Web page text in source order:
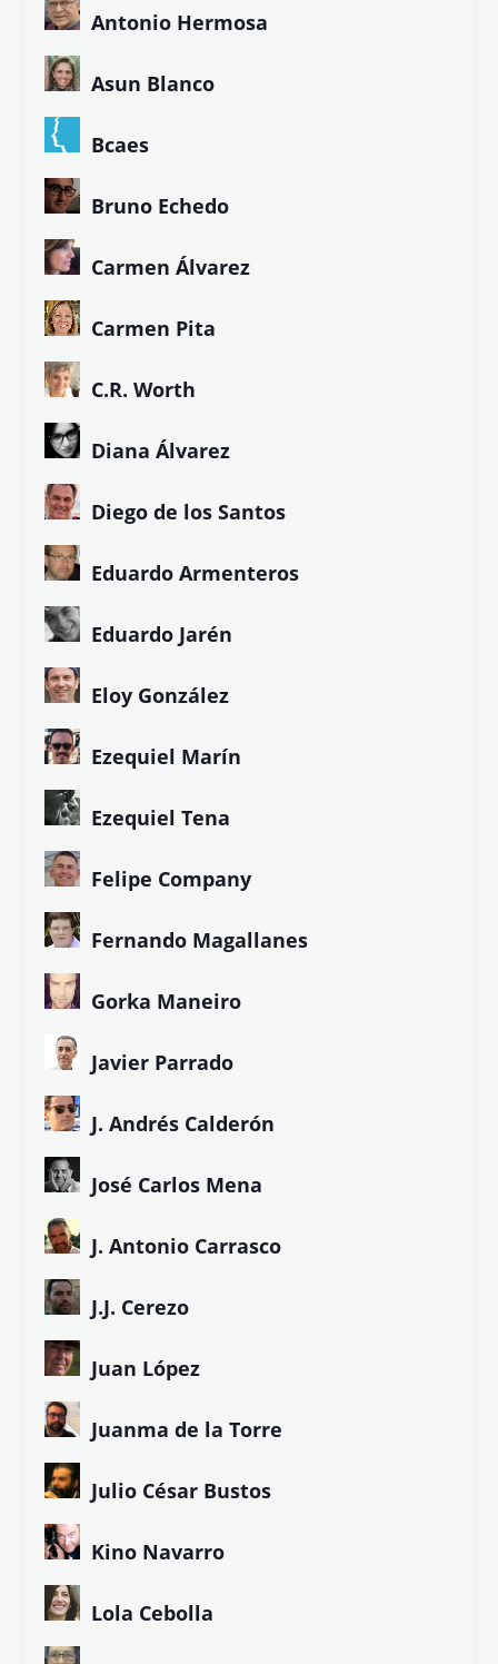
Antonio Hermosa
Asun Blanco
Bcaes
Bruno Echedo
Carmen Álvarez
Carmen Pita
C.R. Worth
Diana Álvarez
Diego de los Santos
Eduardo Armenteros
Eduardo Jarén
Eloy González
Ezequiel Marín
Ezequiel Tena
Felipe Company
Fernando Magallanes
Gorka Maneiro
Javier Parrado
J. Andrés Calderón
José Carlos Mena
J. Antonio Carrasco
J.J. Cerezo
Juan López
Juanma de la Torre
Julio César Bustos
Kino Navarro
Lola Cebolla